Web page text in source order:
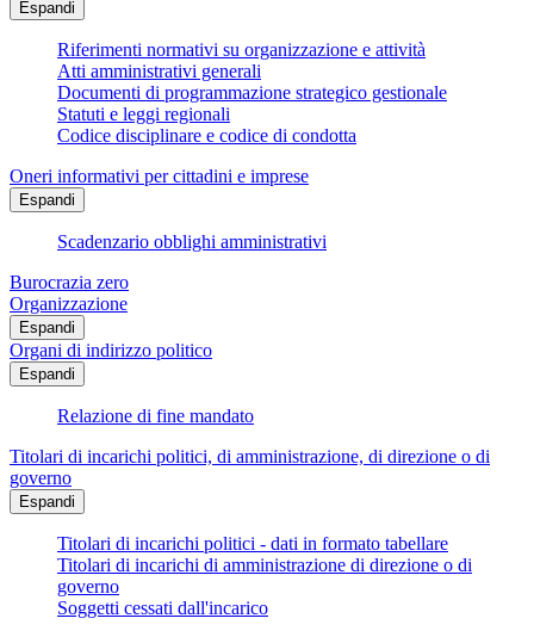
Espandi
Riferimenti normativi su organizzazione e attività
Atti amministrativi generali
Documenti di programmazione strategico gestionale
Statuti e leggi regionali
Codice disciplinare e codice di condotta
Oneri informativi per cittadini e imprese
Espandi
Scadenzario obblighi amministrativi
Burocrazia zero
Organizzazione
Espandi
Organi di indirizzo politico
Espandi
Relazione di fine mandato
Titolari di incarichi politici, di amministrazione, di direzione o di
governo
Espandi
Titolari di incarichi politici - dati in formato tabellare
Titolari di incarichi di amministrazione di direzione o di
governo
Soggetti cessati dall'incarico